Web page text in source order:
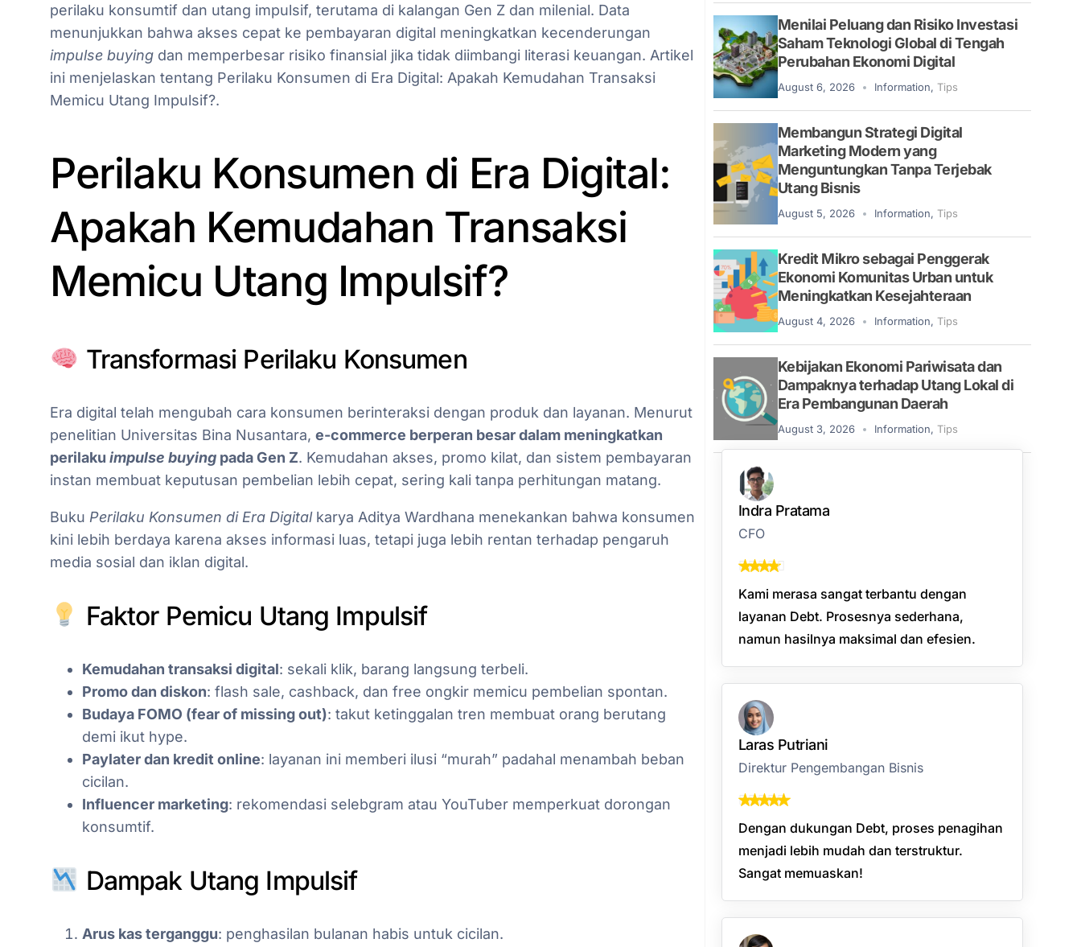
perilaku konsumtif dan utang impulsif, terutama di kalangan Gen Z dan milenial. Data
menunjukkan bahwa akses cepat ke pembayaran digital meningkatkan kecenderungan
impulse buying dan memperbesar risiko finansial jika tidak diimbangi literasi keuangan. Artikel
ini menjelaskan tentang Perilaku Konsumen di Era Digital: Apakah Kemudahan Transaksi
Memicu Utang Impulsif?.
Perilaku Konsumen di Era Digital:
Apakah Kemudahan Transaksi
Memicu Utang Impulsif?
Transformasi Perilaku Konsumen
Era digital telah mengubah cara konsumen berinteraksi dengan produk dan layanan. Menurut
penelitian Universitas Bina Nusantara, e-commerce berperan besar dalam meningkatkan
perilaku impulse buying pada Gen Z. Kemudahan akses, promo kilat, dan sistem pembayaran
instan membuat keputusan pembelian lebih cepat, sering kali tanpa perhitungan matang.
Buku Perilaku Konsumen di Era Digitalkarya Aditya Wardhana menekankan bahwa konsumen
kini lebih berdaya karena akses informasi luas, tetapi juga lebih rentan terhadap pengaruh
media sosial dan iklan digital.
Faktor Pemicu Utang Impulsif
Kemudahan transaksi digital: sekali klik, barang langsung terbeli.
Promo dan diskon: flash sale, cashback, dan free ongkir memicu pembelian spontan.
Budaya FOMO (fear of missing out): takut ketinggalan tren membuat orang berutang
demi ikut hype.
Paylater dan kredit online: layanan ini memberi ilusi “murah” padahal menambah beban
cicilan.
Influencer marketing: rekomendasi selebgram atau YouTuber memperkuat dorongan
konsumtif.
Dampak Utang Impulsif
Arus kas terganggu: penghasilan bulanan habis untuk cicilan.
Menilai Peluang dan Risiko Investasi
Saham Teknologi Global di Tengah
Perubahan Ekonomi Digital
August 6, 2026 Information, Tips
Membangun Strategi Digital
Marketing Modern yang
Menguntungkan Tanpa Terjebak
Utang Bisnis
August 5, 2026 Information, Tips
Kredit Mikro sebagai Penggerak
Ekonomi Komunitas Urban untuk
Meningkatkan Kesejahteraan
August 4, 2026 Information, Tips
Kebijakan Ekonomi Pariwisata dan
Dampaknya terhadap Utang Lokal di
Era Pembangunan Daerah
August 3, 2026 Information, Tips
Indra Pratama
CFO
Kami merasa sangat terbantu dengan
layanan Debt. Prosesnya sederhana,
namun hasilnya maksimal dan efesien.
Laras Putriani
Direktur Pengembangan Bisnis
Dengan dukungan Debt, proses penagihan
menjadi lebih mudah dan terstruktur.
Sangat memuaskan!